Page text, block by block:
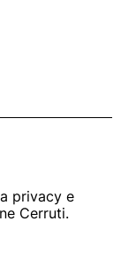
privacy e
Cerruti.